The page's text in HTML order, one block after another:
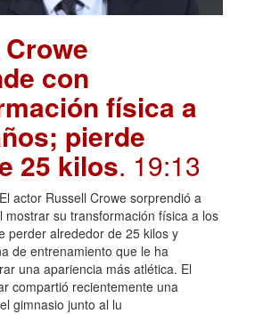
con
física a
pierde
25 kilos. 19:13
actor Russell Crowe sorprendió a
mostrar su transformación física a los
perder alrededor de 25 kilos y
de entrenamiento que le ha
una apariencia más atlética. El
compartió recientemente una
gimnasio junto al lu